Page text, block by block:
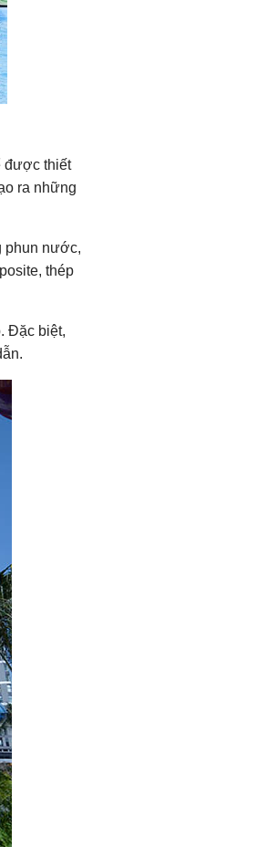
được thiết
ra những
phun nước,
thép
Đặc biệt,